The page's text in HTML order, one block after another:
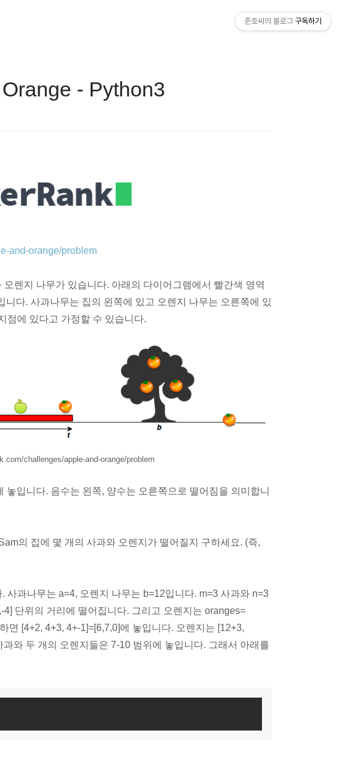
- Python3
and-orange/problem
렌지 나무가 있습니다. 아래의 다이어그램에서 빨간색 영역
다. 사과나무는 집의 왼쪽에 있고 오렌지 나무는 오른쪽에 있
점에 있다고 가정할 수 있습니다.
challenges/apple-and-orange/problem
입니다. 음수는 왼쪽, 양수는 오른쪽으로 떨어짐을 의미합니
의 집에 몇 개의 사과와 오렌지가 떨어질지 구하세요. (즉,
사과나무는 a=4, 오렌지 나무는 b=12입니다. m=3 사과와 n=3
단위의 거리에 떨어집니다. 그리고 오렌지는 oranges=
면 [4+2, 4+3, 4+-1]=[6,7,0]에 놓입니다. 오렌지는 [12+3,
와 두 개의 오렌지들은 7-10 범위에 놓입니다. 그래서 아래를
준호씨의 블로그 구독하기